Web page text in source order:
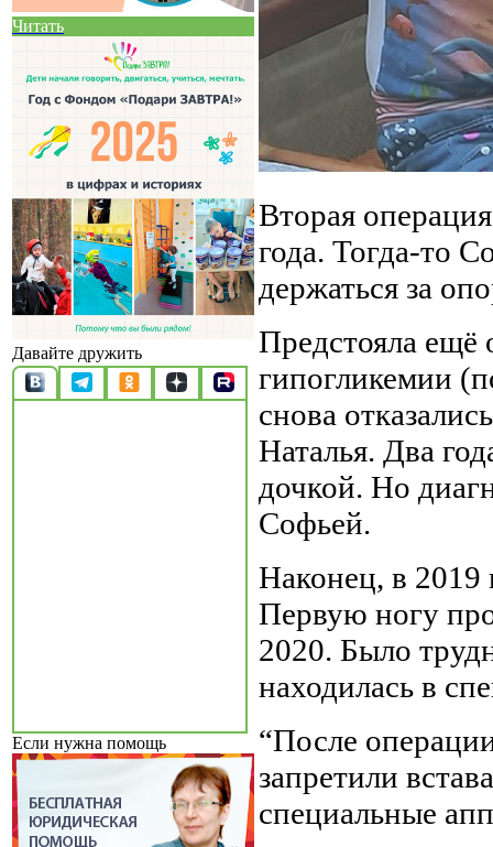
Читать
Давайте дружить
Если нужна помощь
Вторая
года. Тогда-то
держаться за
Предстояла ещё
гипогликемии
снова
Наталья. Два
дочкой. Но
Софьей.
Наконец, в 2019
Первую ногу
2020. Было
находилась в
“После
запретили
специальные